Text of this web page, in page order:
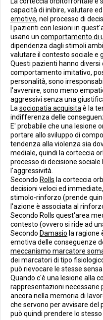
capacità di inibire, valutare
emotive, nel processo di
I pazienti con lesioni in
usano un comportamento di
dipendenza dagli stimoli
valutare il contesto sociale e
Questi pazienti hanno diversi
comportamento imitativo,
personalità, sono
l'avvenire, sono meno
aggressivi senza una
La sociopatia acquisita è la
indifferenza delle
E' probabile che una lesione
portare allo sviluppo di
tendenza alla violenza sia
mediale, quindi la corteccia
processo di decisione
l'aggressività.
Secondo Rolls la corteccia
decisioni veloci ed
stimolo-rinforzo (prende
l'azione è associata al
Secondo Rolls quest'area
contesto (ovvero si ride ad
Secondo Damasio la ragione
emotiva delle conseguenze
meccanismo marcatore
dei marcatori di tipo
può rievocare le stesse
Quando c'è una lesione alla
rappresentazioni necessarie
ancora nella memoria di
che servono per avvisare del
può quindi prendere lo